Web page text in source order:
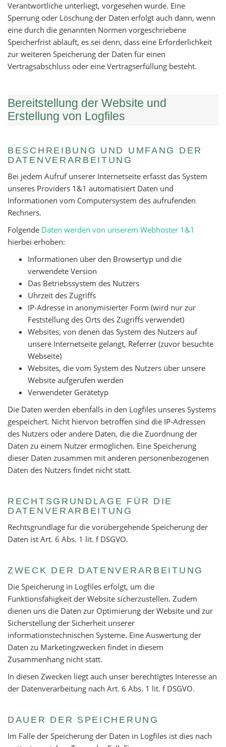
Verantwortliche unterliegt, vorgesehen wurde. Eine
Sperrung oder Löschung der Daten erfolgt auch dann, wenn
eine durch die genannten Normen vorgeschriebene
Speicherfrist abläuft, es sei denn, dass eine Erforderlichkeit
zur weiteren Speicherung der Daten für einen
Vertragsabschluss oder eine Vertragserfüllung besteht.
Bereitstellung der Website und
Erstellung von Logfiles
BESCHREIBUNG UND UMFANG DER
DATENVERARBEITUNG
Bei jedem Aufruf unserer Internetseite erfasst das System
unseres Providers 1&1 automatisiert Daten und
Informationen vom Computersystem des aufrufenden
Rechners.
Folgende Daten werden von unserem Webhoster 1&1
hierbei erhoben:
Informationen über den Browsertyp und die
verwendete Version
Das Betriebssystem des Nutzers
Uhrzeit des Zugriffs
IP-Adresse in anonymisierter Form (wird nur zur
Feststellung des Orts des Zugriffs verwendet)
Websites, von denen das System des Nutzers auf
unsere Internetseite gelangt, Referrer (zuvor besuchte
Webseite)
Websites, die vom System des Nutzers über unsere
Website aufgerufen werden
Verwendeter Gerätetyp
Die Daten werden ebenfalls in den Logfiles unseres Systems
gespeichert. Nicht hiervon betroffen sind die IP-Adressen
des Nutzers oder andere Daten, die die Zuordnung der
Daten zu einem Nutzer ermöglichen. Eine Speicherung
dieser Daten zusammen mit anderen personenbezogenen
Daten des Nutzers findet nicht statt.
RECHTSGRUNDLAGE FÜR DIE
DATENVERARBEITUNG
Rechtsgrundlage für die vorübergehende Speicherung der
Daten ist Art. 6 Abs. 1 lit. f DSGVO.
ZWECK DER DATENVERARBEITUNG
Die Speicherung in Logfiles erfolgt, um die
Funktionsfähigkeit der Website sicherzustellen. Zudem
dienen uns die Daten zur Optimierung der Website und zur
Sicherstellung der Sicherheit unserer
informationstechnischen Systeme. Eine Auswertung der
Daten zu Marketingzwecken findet in diesem
Zusammenhang nicht statt.
In diesen Zwecken liegt auch unser berechtigtes Interesse an
der Datenverarbeitung nach Art. 6 Abs. 1 lit. f DSGVO.
DAUER DER SPEICHERUNG
Im Falle der Speicherung der Daten in Logfiles ist dies nach